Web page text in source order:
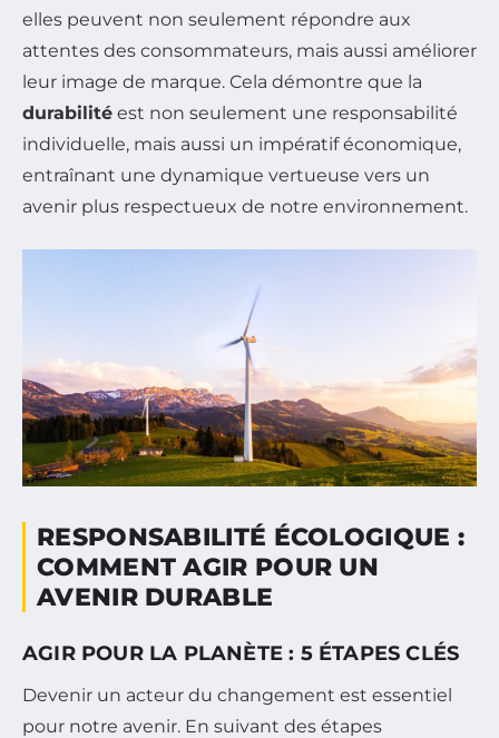
elles peuvent non seulement répondre aux
attentes des consommateurs, mais aussi améliorer
leur image de marque. Cela démontre que la
durabilité est non seulement une responsabilité
individuelle, mais aussi un impératif économique,
entraînant une dynamique vertueuse vers un
avenir plus respectueux de notre environnement.
RESPONSABILITÉ ÉCOLOGIQUE :
COMMENT AGIR POUR UN
AVENIR DURABLE
AGIR POUR LA PLANÈTE : 5 ÉTAPES CLÉS
Devenir un acteur du changement est essentiel
pour notre avenir. En suivant des étapes